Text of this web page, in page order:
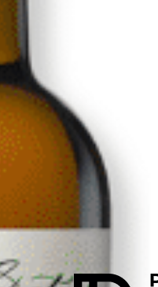
Palmas
15:00h
Desarrollado Advanze